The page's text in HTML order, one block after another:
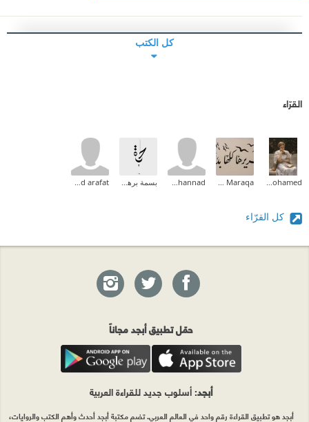
كل الكتب
القرّاء
Aliaa Mohamed
Zeina M.I Maraqa
mohannad بسمة برهوم mohamad arafat
كل القرّاء
حمّل تطبيق أبجد مجاناً
أبجد: أسلوب جديد للقراءة العربية
أبجد هو تطبيق القراءة رقم واحد في العالم العربي. تضم مكتبة أبجد أحدث وأهم الكتب والروايات،